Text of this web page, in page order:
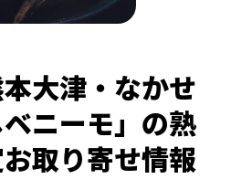
大津・なかせ
ニーモ」の熟
取り寄せ情報